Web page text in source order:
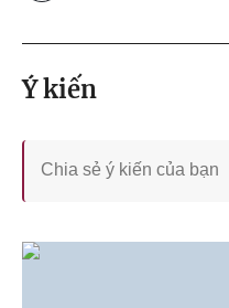
Ý kiến